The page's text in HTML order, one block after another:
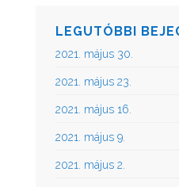
LEGUTÓBBI
2021. május 30.
2021. május 23.
2021. május 16.
2021. május 9.
2021. május 2.